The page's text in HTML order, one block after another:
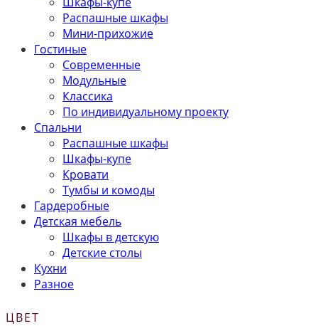
Распашные шкафы
Мини-прихожие
Гостиные
Современные
Модульные
Классика
По индивидуальному проекту
Спальни
Распашные шкафы
Шкафы-купе
Кровати
Тумбы и комоды
Гардеробные
Детская мебель
Шкафы в детскую
Детские столы
Кухни
Разное
ЦВЕТ